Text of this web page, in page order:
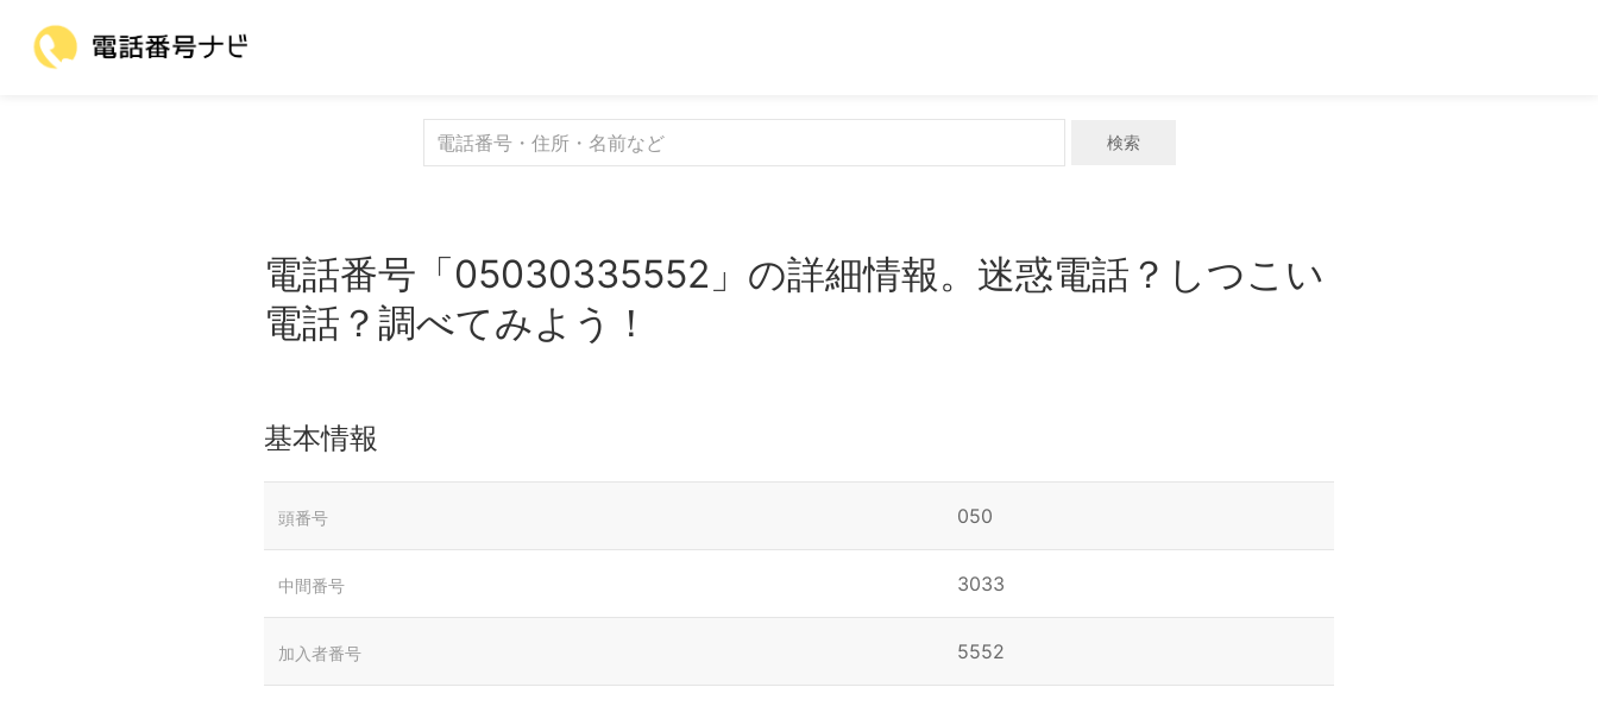
検索
電話番号「05030335552」の詳細情報。迷惑電話？しつこい
電話？調べてみよう！
基本情報
頭番号 050
中間番号 3033
加入者番号 5552